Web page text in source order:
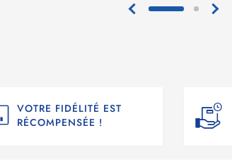
VOTRE FIDÉLITÉ EST
RÉCOMPENSÉE !